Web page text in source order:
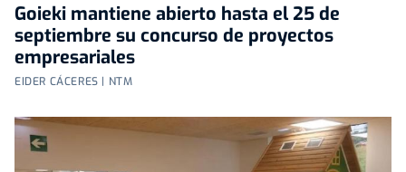
Goieki mantiene abierto hasta el 25 de
septiembre su concurso de proyectos
empresariales
EIDER CÁCERES | NTM